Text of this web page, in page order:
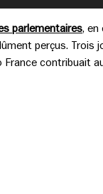
parlementaires, en
perçus. Trois
contribuait